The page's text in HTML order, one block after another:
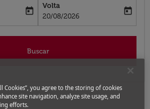
date-aria-label
today
Volta
fc-booking-return-date-aria-label
20/08/2026
today
Buscar
Cookies”, you agree to the storing of cookies
site navigation, analyze site usage, and
efforts.